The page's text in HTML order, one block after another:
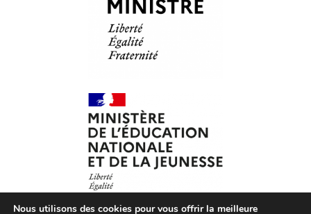
Nous utilisons des cookies pour vous offrir la meilleure